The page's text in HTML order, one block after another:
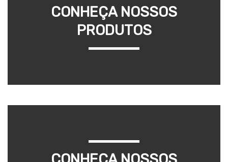
CONHEÇA NOSSOS
PRODUTOS